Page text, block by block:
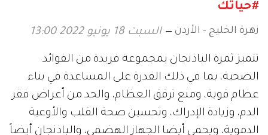
#حياتك
زهرة الخليج - الأردن السبت 18 يونيو 2022 13:00
تتميز ثمرة الباذنجان بمجموعة فريدة من الفوائد
الصحية، بما في ذلك القدرة على المساعدة في بناء
عظام قوية، ومنع ترقق العظام، والحد من أعراض فقر
الدم، وزيادة الإدراك، وتحسين صحة القلب والأوعية
الدموية، ويحمي أيضا الجهاز الهضمي، والباذنجان أيضاً